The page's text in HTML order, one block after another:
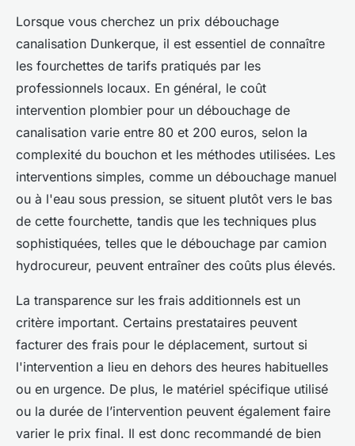
Lorsque vous cherchez un prix débouchage
canalisation Dunkerque, il est essentiel de connaître
les fourchettes de tarifs pratiqués par les
professionnels locaux. En général, le coût
intervention plombier pour un débouchage de
canalisation varie entre 80 et 200 euros, selon la
complexité du bouchon et les méthodes utilisées. Les
interventions simples, comme un débouchage manuel
ou à l'eau sous pression, se situent plutôt vers le bas
de cette fourchette, tandis que les techniques plus
sophistiquées, telles que le débouchage par camion
hydrocureur, peuvent entraîner des coûts plus élevés.
La transparence sur les frais additionnels est un
critère important. Certains prestataires peuvent
facturer des frais pour le déplacement, surtout si
l'intervention a lieu en dehors des heures habituelles
ou en urgence. De plus, le matériel spécifique utilisé
ou la durée de l’intervention peuvent également faire
varier le prix final. Il est donc recommandé de bien